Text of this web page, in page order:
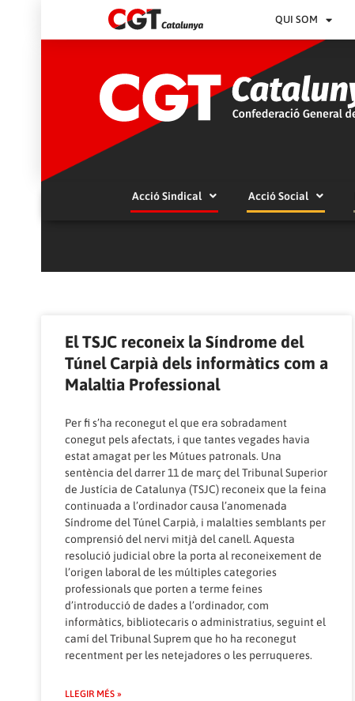
QUI SOM
Acció Sindical Acció Social
El TSJC reconeix la Síndrome del
Túnel Carpià dels informàtics com a
Malaltia Professional
Per fi s’ha reconegut el que era sobradament
conegut pels afectats, i que tantes vegades havia
estat amagat per les Mútues patronals. Una
sentència del darrer 11 de març del Tribunal Superior
de Justícia de Catalunya (TSJC) reconeix que la feina
continuada a l’ordinador causa l’anomenada
Síndrome del Túnel Carpià, i malalties semblants per
comprensió del nervi mitjà del canell. Aquesta
resolució judicial obre la porta al reconeixement de
l’origen laboral de les múltiples categories
professionals que porten a terme feines
d’introducció de dades a l’ordinador, com
informàtics, bibliotecaris o administratius, seguint el
camí del Tribunal Suprem que ho ha reconegut
recentment per les netejadores o les perruqueres.
LLEGIR MÉS »